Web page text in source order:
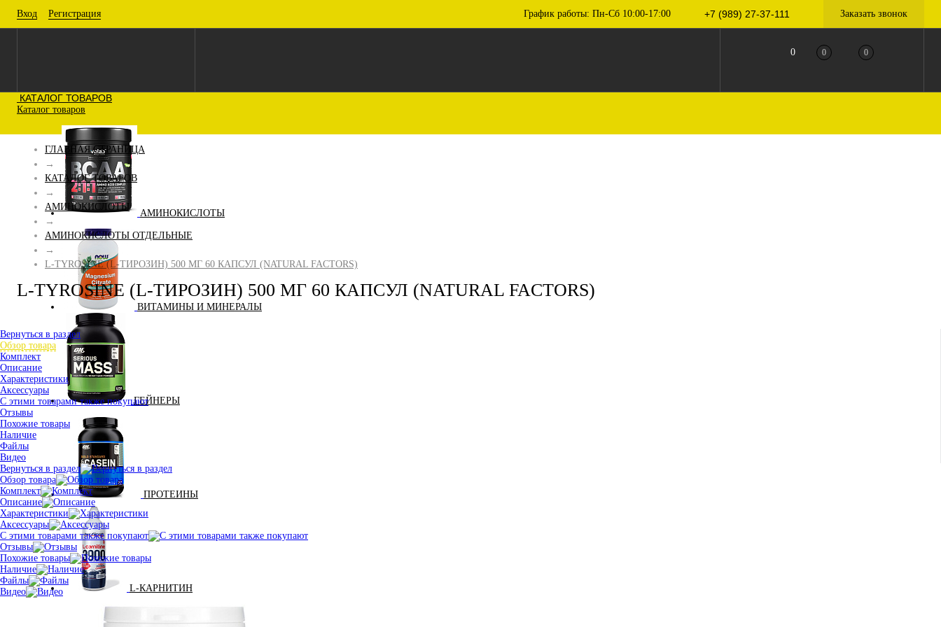
Вход Регистрация График работы: Пн-Сб 10:00-17:00 +7 (989) 27-37-111 Заказать звонок
0 0 0
КАТАЛОГ ТОВАРОВ
Каталог товаров
АМИНОКИСЛОТЫ
ВИТАМИНЫ И МИНЕРАЛЫ
ГЕЙНЕРЫ
ПРОТЕИНЫ
L-КАРНИТИН
ГЛАВНАЯ СТРАНИЦА
→
КАТАЛОГ ТОВАРОВ
→
АМИНОКИСЛОТЫ
→
АМИНОКИСЛОТЫ ОТДЕЛЬНЫЕ
→
L-TYROSINE (L-ТИРОЗИН) 500 МГ 60 КАПСУЛ (NATURAL FACTORS)
L-TYROSINE (L-ТИРОЗИН) 500 МГ 60 КАПСУЛ (NATURAL FACTORS)
Вернуться в раздел
Обзор товара
Комплект
Описание
Характеристики
Аксессуары
С этими товарами также покупают
Отзывы
Похожие товары
Наличие
Файлы
Видео
Вернуться в раздел
Обзор товара
Комплект
Описание
Характеристики
Аксессуары
С этими товарами также покупают
Отзывы
Похожие товары
Наличие
Файлы
Видео